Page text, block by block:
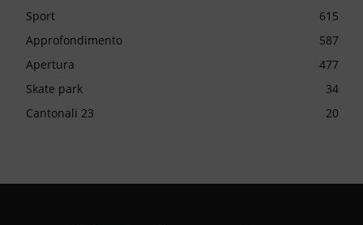
Sport
615
Approfondimento
587
Apertura
477
Skate park
34
Cantonali 23
20